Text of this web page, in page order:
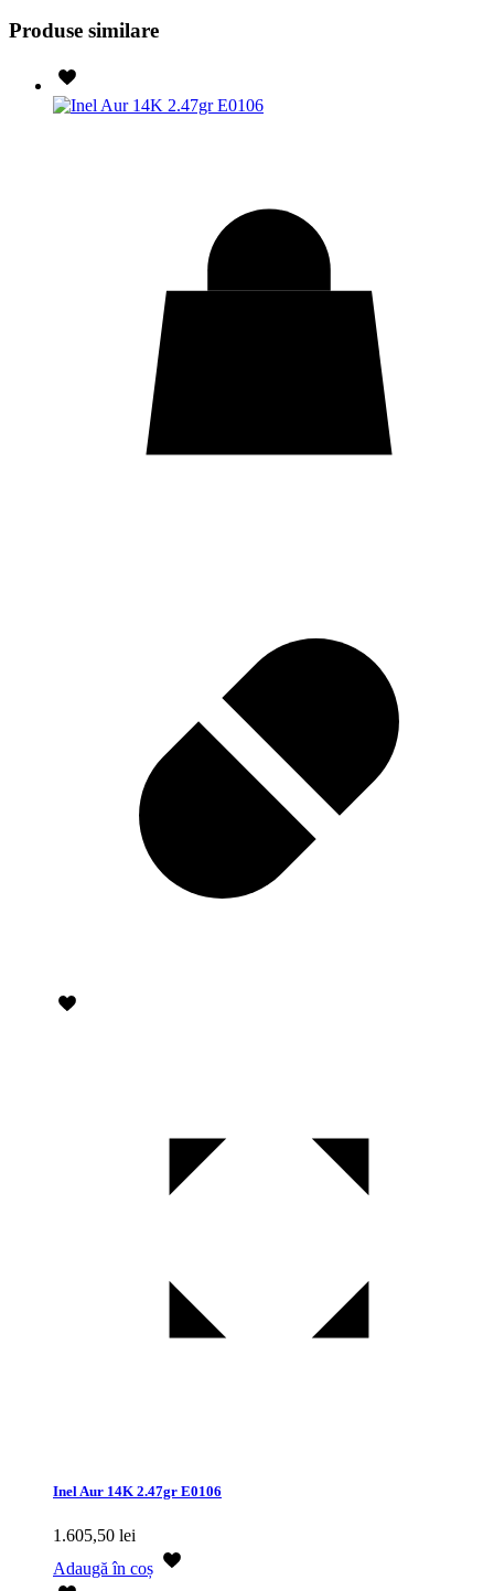
Produse similare
Inel Aur 14K 2.47gr E0106
1.605,50 lei
Adaugă în coș